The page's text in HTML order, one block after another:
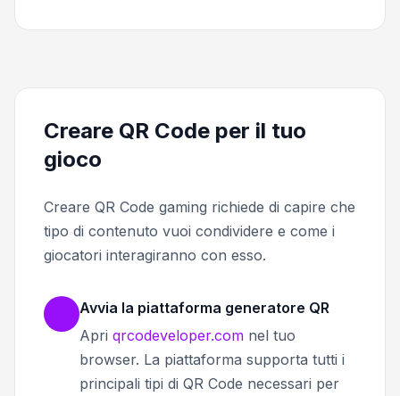
Creare QR Code per il tuo
gioco
Creare QR Code gaming richiede di capire che
tipo di contenuto vuoi condividere e come i
giocatori interagiranno con esso.
Avvia la piattaforma generatore QR
Apri qrcodeveloper.com nel tuo
browser. La piattaforma supporta tutti i
principali tipi di QR Code necessari per